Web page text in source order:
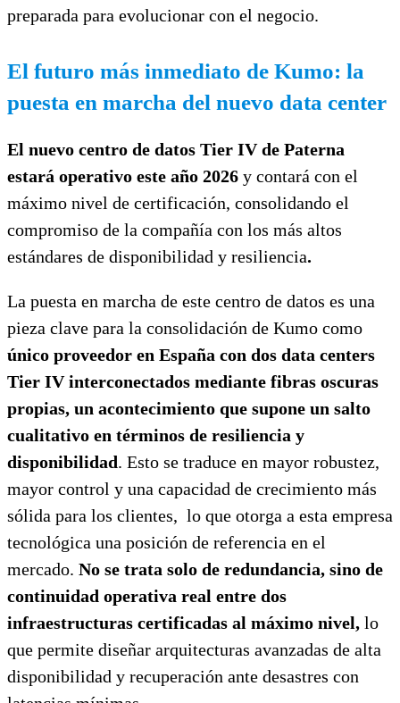
preparada para evolucionar con el negocio.
El futuro más inmediato de Kumo: la
puesta en marcha del nuevo data center
El nuevo centro de datos Tier IV de Paterna
estará operativo este año 2026 y contará con el
máximo nivel de certificación, consolidando el
compromiso de la compañía con los más altos
estándares de disponibilidad y resiliencia.
La puesta en marcha de este centro de datos es una
pieza clave para la consolidación de Kumo como
único proveedor en España con dos data centers
Tier IV interconectados mediante fibras oscuras
propias, un acontecimiento que supone un salto
cualitativo en términos de resiliencia y
disponibilidad. Esto se traduce en mayor robustez,
mayor control y una capacidad de crecimiento más
sólida para los clientes, lo que otorga a esta empresa
tecnológica una posición de referencia en el
mercado. No se trata solo de redundancia, sino de
continuidad operativa real entre dos
infraestructuras certificadas al máximo nivel, lo
que permite diseñar arquitecturas avanzadas de alta
disponibilidad y recuperación ante desastres con